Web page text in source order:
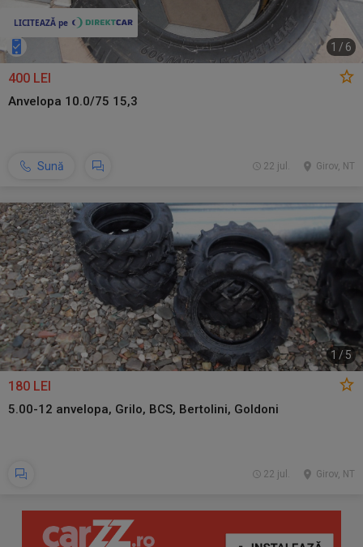
1 / 6
400 LEI
Anvelopa 10.0/75 15,3
Sună Girov, NT
22 jul.
1 / 5
180 LEI
5.00-12 anvelopa, Grilo, BCS, Bertolini, Goldoni
Girov, NT
22 jul.